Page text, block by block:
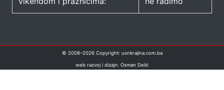
© 2008–2026Copyright: usnkrajina.com.ba
web razvoj i dizajn: Osman Delić